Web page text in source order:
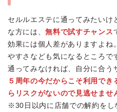
セルルエステに通ってみたいけ
な方には、無料で試すチャンス
効果には個人差がありますよね
やすさなども気になるところで
通ってみなければ、自分に合う
５周年の今だからこそ利用で
らリスクがないので見逃せませ
※30日以内に店舗での解約をし